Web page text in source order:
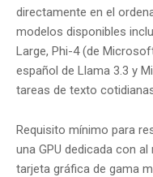
directamente en el
modelos disponibles
Large, Phi-4 (de
español de Llama 3.3 y
tareas de texto
Requisito mínimo para
una GPU dedicada con
tarjeta gráfica de gama